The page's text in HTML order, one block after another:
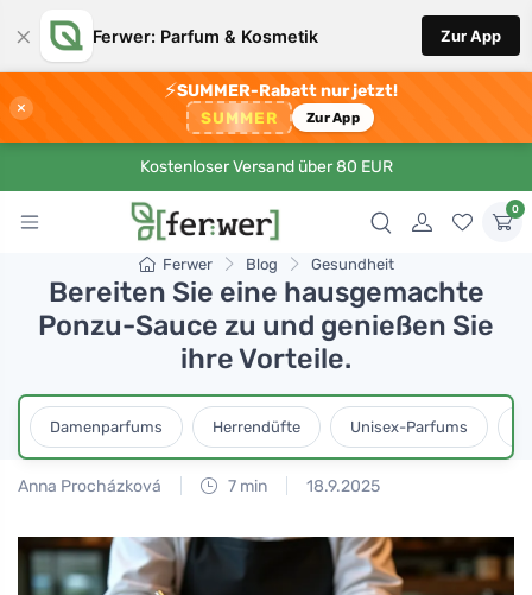
× Ferwer: Parfum & Kosmetik Zur App
×
⚡SUMMER-Rabatt nur jetzt!
SUMMER Zur App
Kostenloser Versand über 80 EUR
0
Ferwer Blog Gesundheit
Bereiten Sie eine hausgemachte
Ponzu-Sauce zu und genießen Sie
ihre Vorteile.
Damenparfums Herrendüfte Unisex-Parfums
Anna Procházková 7 min 18.9.2025